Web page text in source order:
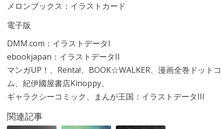
メロンブックス：イラストカード
電子版
DMM.com：イラストデータI
ebookjapan：イラストデータII
マンガUP！、Renta!、BOOK☆WALKER、漫画全巻ドットコ
ム、紀伊國屋書店Kinoppy、
ギャラクシーコミック、まんが王国：イラストデータIII
関連記事